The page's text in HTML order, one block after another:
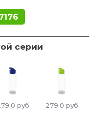
серии
руб 279.0 руб